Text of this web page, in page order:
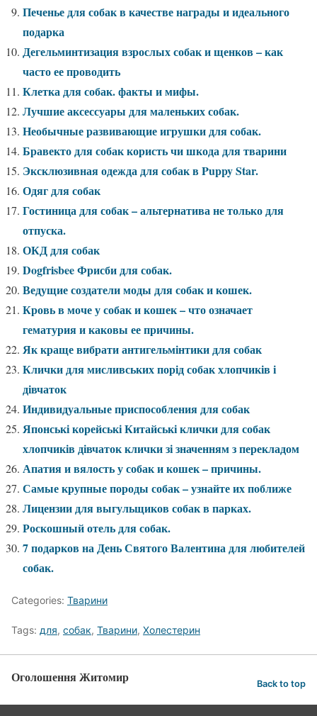
Печенье для собак в качестве награды и идеального
подарка
Дегельминтизация взрослых собак и щенков – как
часто ее проводить
Клетка для собак. факты и мифы.
Лучшие аксессуары для маленьких собак.
Необычные развивающие игрушки для собак.
Бравекто для собак користь чи шкода для тварини
Эксклюзивная одежда для собак в Puppy Star.
Одяг для собак
Гостиница для собак – альтернатива не только для
отпуска.
ОКД для собак
Dogfrisbee Фрисби для собак.
Ведущие создатели моды для собак и кошек.
Кровь в моче у собак и кошек – что означает
гематурия и каковы ее причины.
Як краще вибрати антигельмінтики для собак
Клички для мисливських порід собак хлопчиків і
дівчаток
Индивидуальные приспособления для собак
Японські корейські Китайські клички для собак
хлопчиків дівчаток клички зі значенням з перекладом
Апатия и вялость у собак и кошек – причины.
Самые крупные породы собак – узнайте их поближе
Лицензии для выгульщиков собак в парках.
Роскошный отель для собак.
7 подарков на День Святого Валентина для любителей
собак.
Categories: Тварини
Tags: для, собак, Тварини, Холестерин
Оголошення Житомир Back to top